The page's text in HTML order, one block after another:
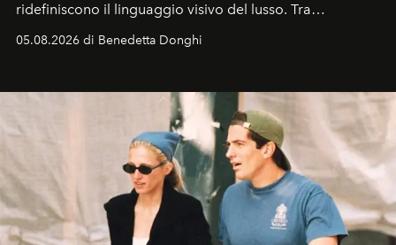
ridefiniscono il linguaggio visivo del lusso. Tra
protagonisti del cinema, volti della cultura
contemporanea e storytelling d'autore, le maison
di esprimere identità, visione e desiderio.
05.08.2026 di Benedetta Donghi